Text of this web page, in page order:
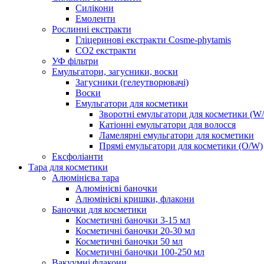
Силікони
Емоленти
Рослинні екстракти
Гліцеринові екстракти Cosme-phytamis
СО2 екстракти
УФ фільтри
Емульгатори, загусники, воски
Загусники (гелеутворювачі)
Воски
Емульгатори для косметики
Зворотні емульгатори для косметики
Катіонні емульгатори для волосся
Ламелярні емульгатори для косметики
Прямі емульгатори для косметики (O/W)
Ексфоліанти
Тара для косметики
Алюмінієва тара
Алюмінієві баночки
Алюмінієві кришки, флакони
Баночки для косметики
Косметичні баночки 3-15 мл
Косметичні баночки 20-30 мл
Косметичні баночки 50 мл
Косметичні баночки 100-250 мл